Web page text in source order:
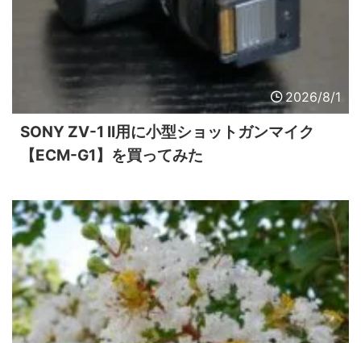
2026/8/1
SONY ZV-1 II用に小型ショットガンマイク
【ECM-G1】を買ってみた